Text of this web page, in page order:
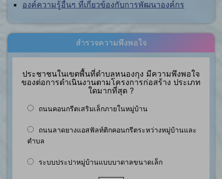
องค์ความรู้อื่นๆ ที่เกี่ยวข้องกับการพัฒนาองค์กร
สำรวจความพึงพอใจ
ประชาชนในเขตพื้นที่ตำบลหนองกุง มีความพึงพอใจ
ของต่อการดำเนินงานตามโครงการก่อสร้าง ประเภท
ใดมากที่สุด ?
ถนนคอนกรีตเสริมเล็กภายในหมู่บ้าน
ถนนลาดยางแอสฟัลท์ติกคอนกรีตระหว่างหมู่บ้านและ
ตำบล
ระบบประปาหมู่บ้านแบบบาดาลขนาดเล็ก